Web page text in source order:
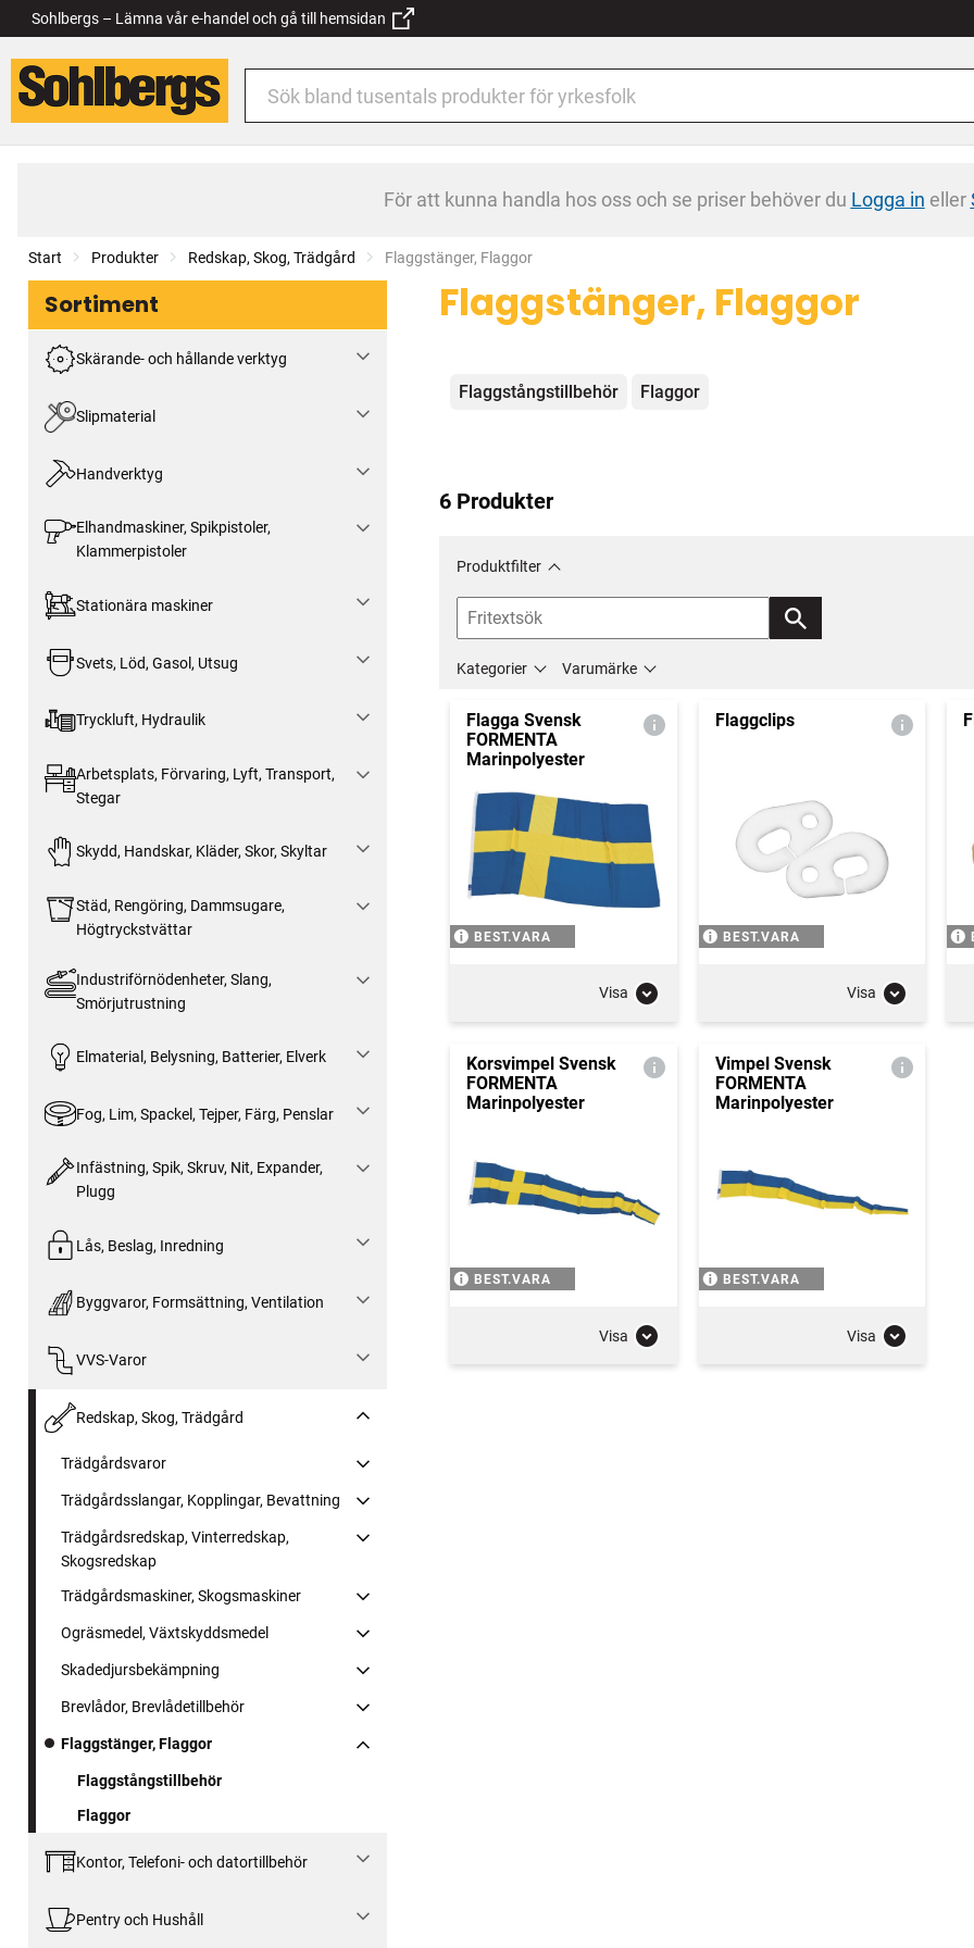
Sohlbergs – Lämna vår e-handel och gå till hemsidan
För att kunna handla hos oss och se priser behöver du Logga in eller
Start Produkter Redskap, Skog, Trädgård Current:
Flaggstänger, Flaggor
Sortiment
Skärande- och hållande verktyg
Slipmaterial
Handverktyg
Elhandmaskiner, Spikpistoler,
Klammerpistoler
Stationära maskiner
Svets, Löd, Gasol, Utsug
Tryckluft, Hydraulik
Arbetsplats, Förvaring, Lyft, Transport,
Stegar
Skydd, Handskar, Kläder, Skor, Skyltar
Städ, Rengöring, Dammsugare,
Högtryckstvättar
Industriförnödenheter, Slang,
Smörjutrustning
Elmaterial, Belysning, Batterier, Elverk
Fog, Lim, Spackel, Tejper, Färg, Penslar
Infästning, Spik, Skruv, Nit, Expander,
Plugg
Lås, Beslag, Inredning
Byggvaror, Formsättning, Ventilation
VVS-Varor
Redskap, Skog, Trädgård
Trädgårdsvaror
Trädgårdsslangar, Kopplingar, Bevattning
Trädgårdsredskap, Vinterredskap,
Skogsredskap
Trädgårdsmaskiner, Skogsmaskiner
Ogräsmedel, Växtskyddsmedel
Skadedjursbekämpning
Brevlådor, Brevlådetillbehör
Flaggstänger, Flaggor
Flaggstångstillbehör
Flaggor
Kontor, Telefoni- och datortillbehör
Pentry och Hushåll
Flaggstänger, Flaggor
Kategorier
Flaggstångstillbehör Flaggor
6 Produkter
Produktfilter
Kategorier Varumärke
Flagga Svensk
FORMENTA
Marinpolyester
BEST.VARA
Visa
Flaggclips
BEST.VARA
Visa
Korsvimpel Svensk
FORMENTA
Marinpolyester
BEST.VARA
Visa
Vimpel Svensk
FORMENTA
Marinpolyester
BEST.VARA
Visa